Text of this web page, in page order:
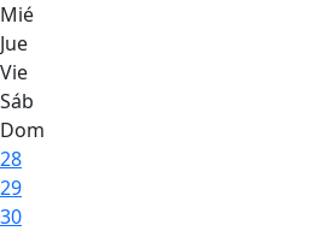
Mié
Jue
Vie
Sáb
Dom
28
29
30